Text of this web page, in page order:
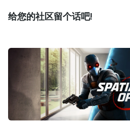
给您的社区留个话吧!